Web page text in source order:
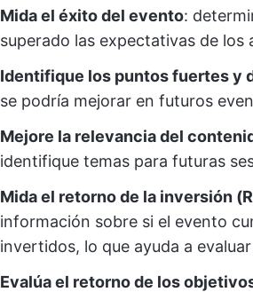
Mida el éxito del evento:
superado las expectativas de los
Identifique los puntos fuertes y
se podría mejorar en futuros
Mejore la relevancia del
identifique temas para futuras
Mida el retorno de la inversión
información sobre si el evento
invertidos, lo que ayuda a
Evalúa el retorno de los